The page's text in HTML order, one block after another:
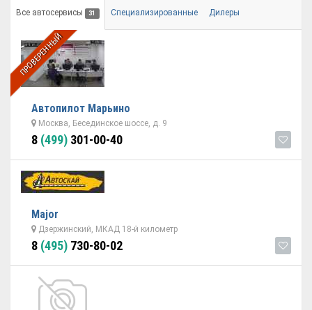
Все автосервисы 31 Специализированные Дилеры
ПРОВЕРЕННЫЙ
Автопилот Марьино
Москва, Бесединское шоссе, д. 9
8 (499) 301-00-40
Major
Дзержинский, МКАД 18-й километр
8 (495) 730-80-02